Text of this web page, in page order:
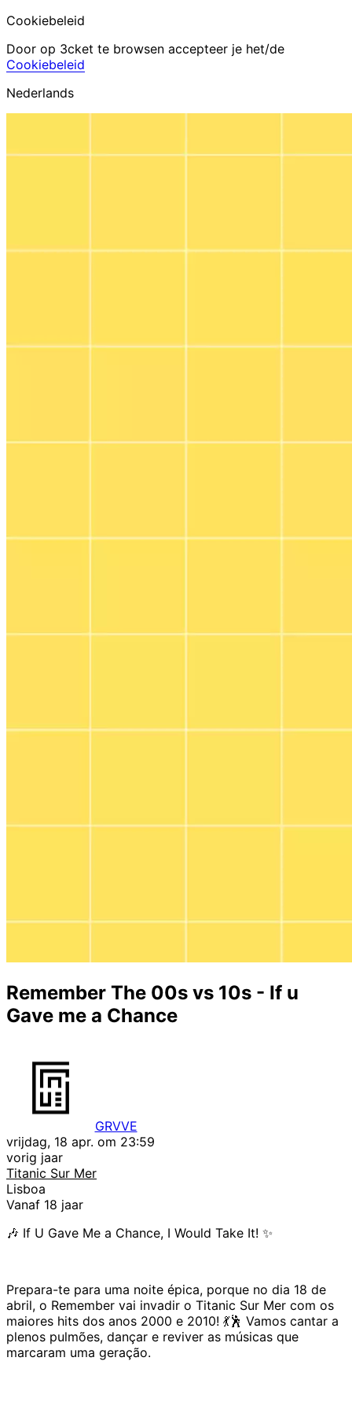
Cookiebeleid
Door op 3cket te browsen accepteer je het/de
Cookiebeleid
Nederlands
Remember The 00s vs 10s - If u
Gave me a Chance
GRVVE
vrijdag, 18 apr. om 23:59
vorig jaar
Titanic Sur Mer
Lisboa
Vanaf 18 jaar
🎶 If U Gave Me a Chance, I Would Take It! ✨
Prepara-te para uma noite épica, porque no dia 18 de
abril, o Remember vai invadir o Titanic Sur Mer com os
maiores hits dos anos 2000 e 2010! 💃🕺 Vamos cantar a
plenos pulmões, dançar e reviver as músicas que
marcaram uma geração.